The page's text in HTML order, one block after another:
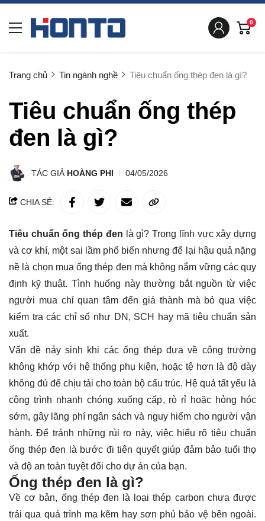
0
Trang chủ Tin ngành nghề Tiêu chuẩn ống thép đen là gì?
Tiêu chuẩn ống thép
đen là gì?
TÁC GIẢ HOÀNG PHI 04/05/2026
CHIA SẺ:
Tiêu chuẩn ống thép đen là gì? Trong lĩnh vực xây dựng
và cơ khí, một sai lầm phổ biến nhưng để lại hậu quả nặng
nề là chọn mua ống thép đen mà không nắm vững các quy
định kỹ thuật. Tình huống này thường bắt nguồn từ việc
người mua chỉ quan tâm đến giá thành mà bỏ qua việc
kiểm tra các chỉ số như DN, SCH hay mã tiêu chuẩn sản
xuất.
Vấn đề nảy sinh khi các ống thép đưa về công trường
không khớp với hệ thống phụ kiện, hoặc tệ hơn là độ dày
không đủ để chịu tải cho toàn bộ cấu trúc. Hệ quả tất yếu là
công trình nhanh chóng xuống cấp, rò rỉ hoặc hỏng hóc
sớm, gây lãng phí ngân sách và nguy hiểm cho người vận
hành. Để tránh những rủi ro này, việc hiểu rõ tiêu chuẩn
ống thép đen
là bước đi tiên quyết giúp đảm bảo tuổi thọ
và độ an toàn tuyệt đối cho dự án của bạn.
Ống thép đen là gì?
Về cơ bản, ống thép đen là loại thép carbon chưa được
trải qua quá trình mạ kẽm hay sơn phủ bảo vệ bên ngoài.